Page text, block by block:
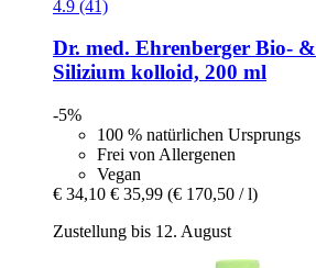
4.9 (41)
Dr. med. Ehrenberger Bio-
Silizium kolloid, 200 ml
-5%
100 % natürlichen Ursprungs
Frei von Allergenen
Vegan
€ 34,10 € 35,99 (€ 170,50 / l)
Zustellung bis 12. August